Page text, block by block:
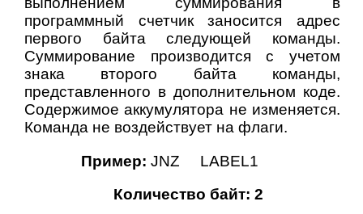
программный счетчик заносится адрес
первого байта следующей команды.
Суммирование производится с учетом
знака второго байта команды,
представленного в дополнительном коде.
Содержимое аккумулятора не изменяется.
Команда не воздействует на флаги.
Пример: JNZ LABEL1
Количество байт: 2